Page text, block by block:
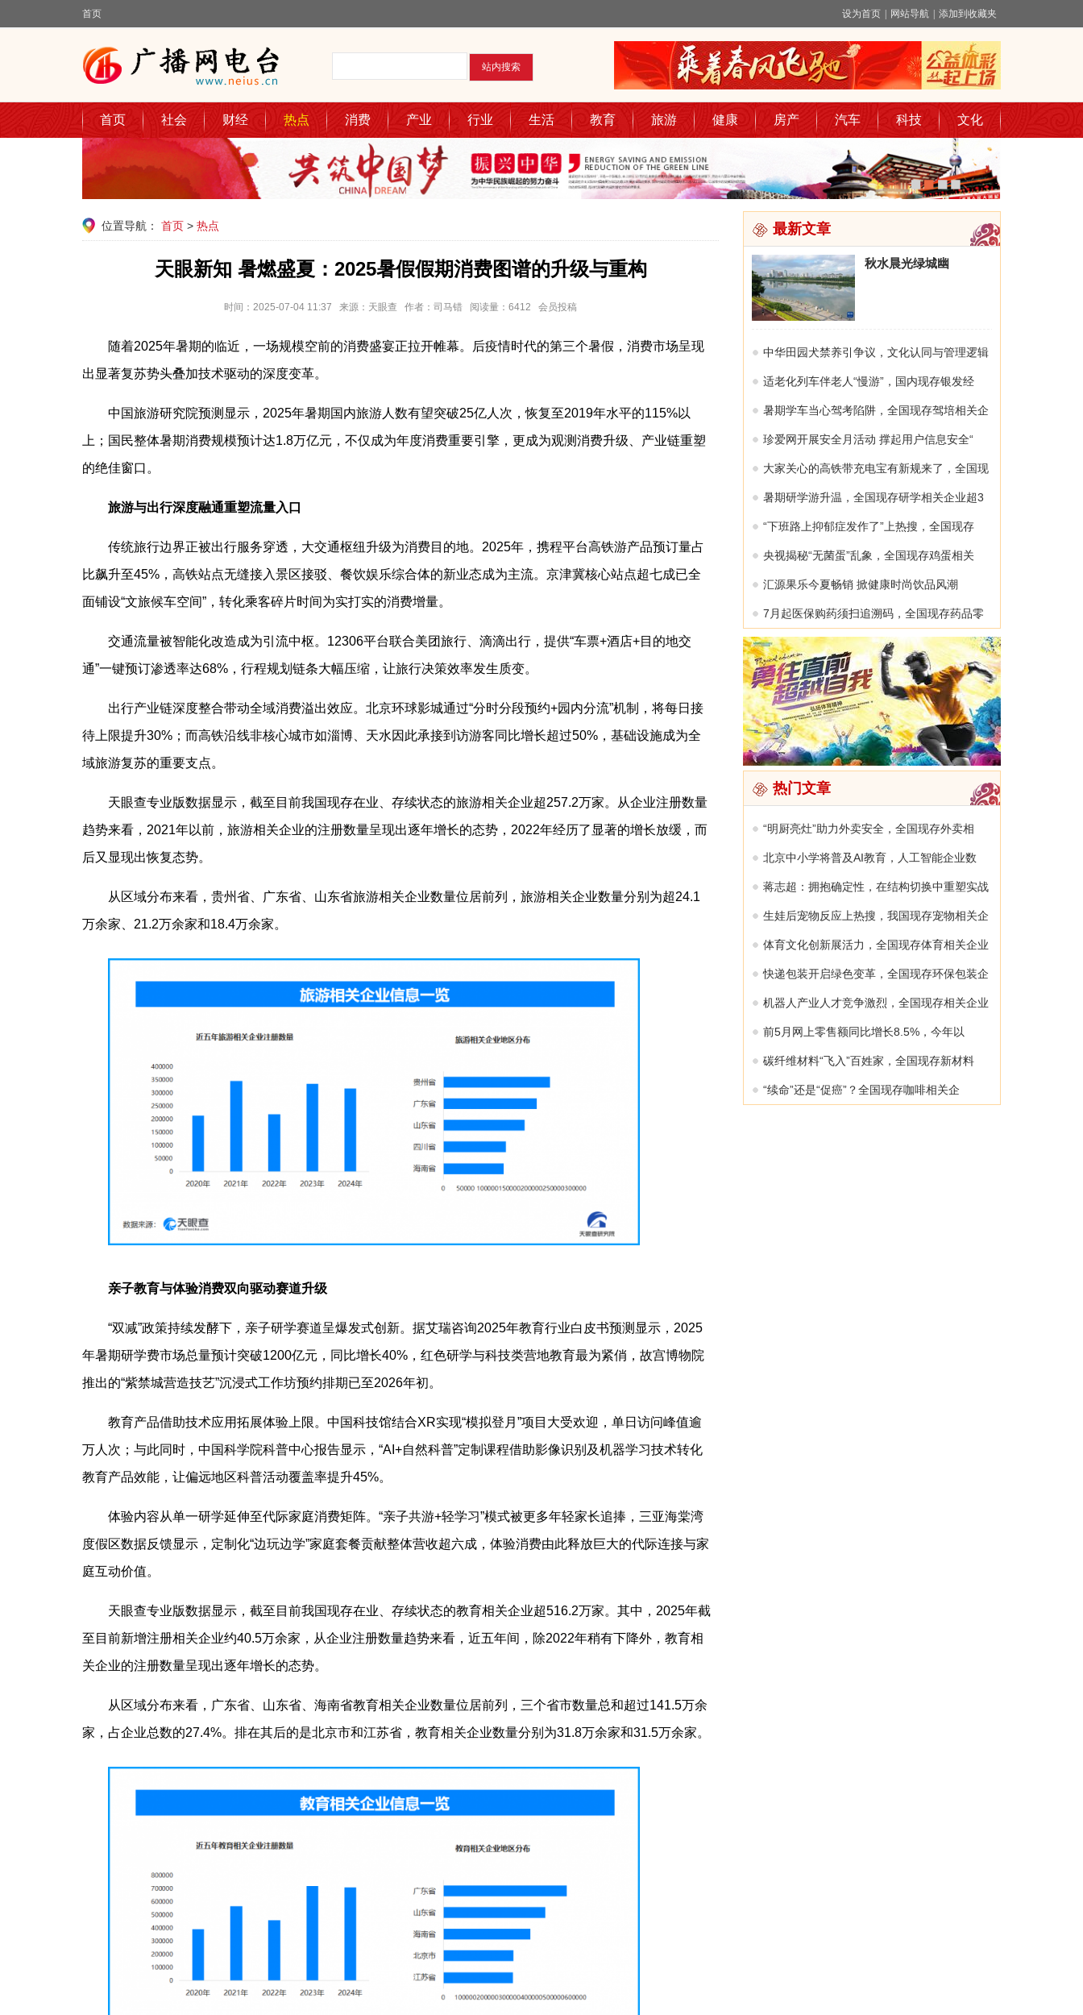
首页 设为首页 网站导航 添加到收藏夹
首页 社会 财经 热点 消费 产业 行业 生活 教育 旅游 健康 房产 汽车 科技 文化
位置导航： 首页 > 热点
天眼新知 暑燃盛夏：2025暑假假期消费图谱的升级与重构
时间：2025-07-04 11:37 来源：天眼查 作者：司马错 阅读量：6412 会员投稿
随着2025年暑期的临近，一场规模空前的消费盛宴正拉开帷幕。后疫情时代的第三个暑假，消费市场呈现
出显著复苏势头叠加技术驱动的深度变革。
中国旅游研究院预测显示，2025年暑期国内旅游人数有望突破25亿人次，恢复至2019年水平的115%以
上；国民整体暑期消费规模预计达1.8万亿元，不仅成为年度消费重要引擎，更成为观测消费升级、产业链重塑
的绝佳窗口。
旅游与出行深度融通重塑流量入口
传统旅行边界正被出行服务穿透，大交通枢纽升级为消费目的地。2025年，携程平台高铁游产品预订量占
比飙升至45%，高铁站点无缝接入景区接驳、餐饮娱乐综合体的新业态成为主流。京津冀核心站点超七成已全
面铺设“文旅候车空间”，转化乘客碎片时间为实打实的消费增量。
交通流量被智能化改造成为引流中枢。12306平台联合美团旅行、滴滴出行，提供“车票+酒店+目的地交
通”一键预订渗透率达68%，行程规划链条大幅压缩，让旅行决策效率发生质变。
出行产业链深度整合带动全域消费溢出效应。北京环球影城通过“分时分段预约+园内分流”机制，将每日接
待上限提升30%；而高铁沿线非核心城市如淄博、天水因此承接到访游客同比增长超过50%，基础设施成为全
域旅游复苏的重要支点。
天眼查专业版数据显示，截至目前我国现存在业、存续状态的旅游相关企业超257.2万家。从企业注册数量
趋势来看，2021年以前，旅游相关企业的注册数量呈现出逐年增长的态势，2022年经历了显著的增长放缓，而
后又显现出恢复态势。
从区域分布来看，贵州省、广东省、山东省旅游相关企业数量位居前列，旅游相关企业数量分别为超24.1
万余家、21.2万余家和18.4万余家。
亲子教育与体验消费双向驱动赛道升级
“双减”政策持续发酵下，亲子研学赛道呈爆发式创新。据艾瑞咨询2025年教育行业白皮书预测显示，2025
年暑期研学费市场总量预计突破1200亿元，同比增长40%，红色研学与科技类营地教育最为紧俏，故宫博物院
推出的“紫禁城营造技艺”沉浸式工作坊预约排期已至2026年初。
教育产品借助技术应用拓展体验上限。中国科技馆结合XR实现“模拟登月”项目大受欢迎，单日访问峰值逾
万人次；与此同时，中国科学院科普中心报告显示，“AI+自然科普”定制课程借助影像识别及机器学习技术转化
教育产品效能，让偏远地区科普活动覆盖率提升45%。
体验内容从单一研学延伸至代际家庭消费矩阵。“亲子共游+轻学习”模式被更多年轻家长追捧，三亚海棠湾
度假区数据反馈显示，定制化“边玩边学”家庭套餐贡献整体营收超六成，体验消费由此释放巨大的代际连接与家
庭互动价值。
天眼查专业版数据显示，截至目前我国现存在业、存续状态的教育相关企业超516.2万家。其中，2025年截
至目前新增注册相关企业约40.5万余家，从企业注册数量趋势来看，近五年间，除2022年稍有下降外，教育相
关企业的注册数量呈现出逐年增长的态势。
从区域分布来看，广东省、山东省、海南省教育相关企业数量位居前列，三个省市数量总和超过141.5万余
家，占企业总数的27.4%。排在其后的是北京市和江苏省，教育相关企业数量分别为31.8万余家和31.5万余家。
最新文章
秋水晨光绿城幽
中华田园犬禁养引争议，文化认同与管理逻辑
适老化列车伴老人“慢游”，国内现存银发经
暑期学车当心驾考陷阱，全国现存驾培相关企
珍爱网开展安全月活动 撑起用户信息安全“
大家关心的高铁带充电宝有新规来了，全国现
暑期研学游升温，全国现存研学相关企业超3
“下班路上抑郁症发作了”上热搜，全国现存
央视揭秘“无菌蛋”乱象，全国现存鸡蛋相关
汇源果乐今夏畅销 掀健康时尚饮品风潮
7月起医保购药须扫追溯码，全国现存药品零
热门文章
“明厨亮灶”助力外卖安全，全国现存外卖相
北京中小学将普及AI教育，人工智能企业数
蒋志超：拥抱确定性，在结构切换中重塑实战
生娃后宠物反应上热搜，我国现存宠物相关企
体育文化创新展活力，全国现存体育相关企业
快递包装开启绿色变革，全国现存环保包装企
机器人产业人才竞争激烈，全国现存相关企业
前5月网上零售额同比增长8.5%，今年以
碳纤维材料“飞入”百姓家，全国现存新材料
“续命”还是“促癌”？全国现存咖啡相关企